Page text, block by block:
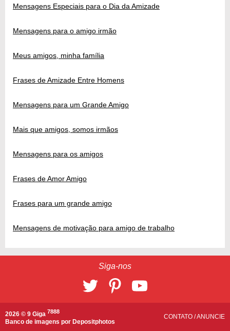
Mensagens Especiais para o Dia da Amizade
Mensagens para o amigo irmão
Meus amigos, minha família
Frases de Amizade Entre Homens
Mensagens para um Grande Amigo
Mais que amigos, somos irmãos
Mensagens para os amigos
Frases de Amor Amigo
Frases para um grande amigo
Mensagens de motivação para amigo de trabalho
Siga-nos
2026 © 9 Giga 7888
Banco de imagens por Depositphotos
CONTATO /ANUNCIE